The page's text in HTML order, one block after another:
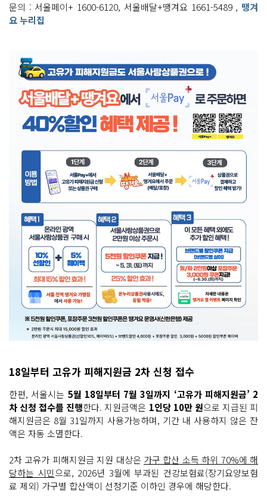
문의 : 서울페이+ 1600-6120, 서울배달+땡겨요 1661-5489 , 땡겨
요 누리집
18일부터 고유가 피해지원금 2차 신청 접수
한편, 서울시는 5월 18일부터 7월 3일까지 ‘고유가 피해지원금’ 2
차 신청 접수를 진행한다. 지원금액은 1인당 10만 원으로 지급된 피
해지원금은 8월 31일까지 사용가능하며, 기간 내 사용하지 않은 잔
액은 자동 소멸한다.
2차 고유가 피해지원금 지원 대상은 가구 합산 소득 하위 70%에 해
당하는 시민으로, 2026년 3월에 부과된 건강보험료(장기요양보험
료 제외) 가구별 합산액이 선정기준 이하인 경우에 해당한다.